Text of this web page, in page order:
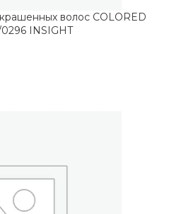
волос COLORED
INSIGHT